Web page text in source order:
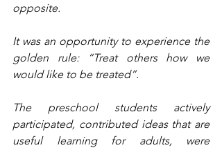
opposite.
It was an opportunity to experience the
golden rule: “Treat others how we
would like to be treated”.
The preschool students actively
participated, contributed ideas that are
useful learning for adults, were